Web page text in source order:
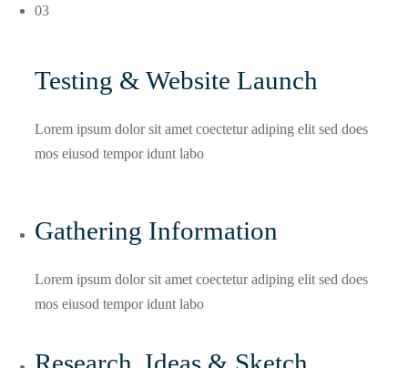
03
Testing & Website Launch
Lorem ipsum dolor sit amet coectetur adiping elit sed does
mos eiusod tempor idunt labo
Gathering Information
Lorem ipsum dolor sit amet coectetur adiping elit sed does
mos eiusod tempor idunt labo